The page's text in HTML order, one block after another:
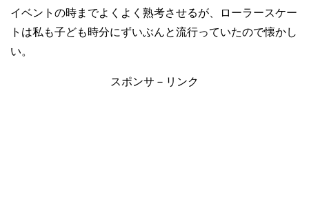
イベントの時までよくよく熟考させるが、ローラースケー
トは私も子ども時分にずいぶんと流行っていたので懐かし
い。
スポンサ－リンク